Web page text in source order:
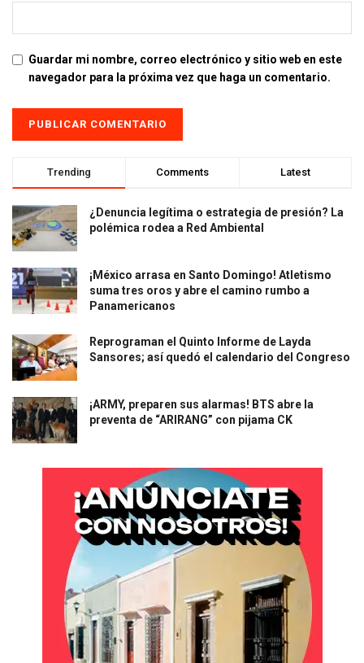
Guardar mi nombre, correo electrónico y sitio web en este
navegador para la próxima vez que haga un comentario.
Trending Comments Latest
¿Denuncia legítima o estrategia de presión? La
polémica rodea a Red Ambiental
¡México arrasa en Santo Domingo! Atletismo
suma tres oros y abre el camino rumbo a
Panamericanos
Reprograman el Quinto Informe de Layda
Sansores; así quedó el calendario del Congreso
¡ARMY, preparen sus alarmas! BTS abre la
preventa de “ARIRANG” con pijama CK